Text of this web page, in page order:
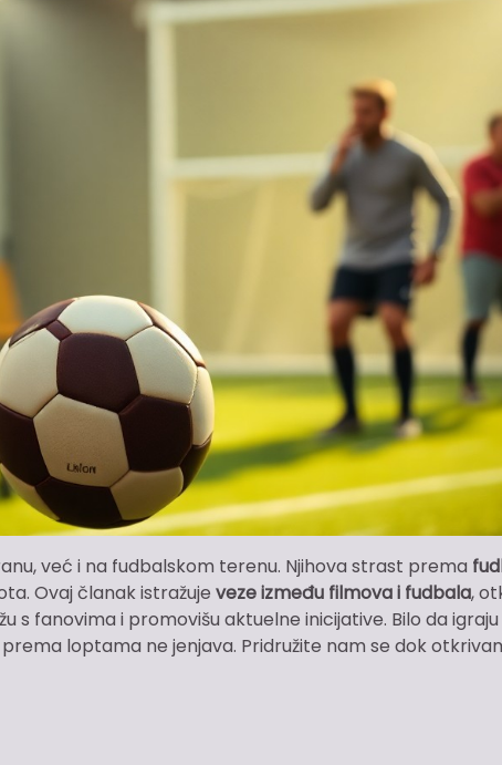
već i na fudbalskom terenu. Njihova strast prema
Ovaj članak istražuje veze između filmova i fudbala,
s fanovima i promovišu aktuelne inicijative. Bilo da
loptama ne jenjava. Pridružite nam se dok